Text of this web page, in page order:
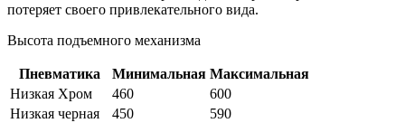
потеряет своего привлекательного вида.
Высота подъемного механизма
Пневматика Минимальная Максимальная
Низкая Хром
460
600
Низкая черная
450
590